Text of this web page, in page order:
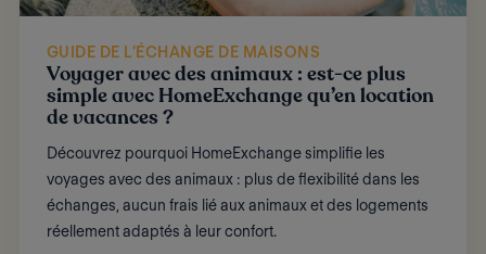
GUIDE DE L’ÉCHANGE DE MAISONS
Voyager avec des animaux : est-ce plus
simple avec HomeExchange qu’en location
de vacances ?
Découvrez pourquoi HomeExchange simplifie les
voyages avec des animaux : plus de flexibilité dans les
échanges, aucun frais lié aux animaux et des logements
réellement adaptés à leur confort.